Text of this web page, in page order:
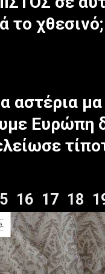
το χθεσινό;
αστέρια μα
Ευρώπη
16 17 18